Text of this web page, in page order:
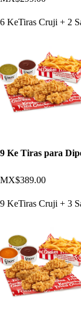
6 KeTiras Cruji + 2
9 Ke Tiras para
MX$389.00
9 KeTiras Cruji + 3